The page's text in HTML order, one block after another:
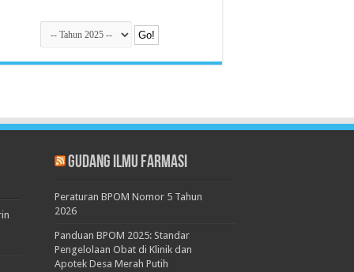
Gudang Ilmu Farmasi
Peraturan BPOM Nomor 5 Tahun
2026
Panduan BPOM 2025: Standar
Pengelolaan Obat di Klinik dan
Apotek Desa Merah Putih